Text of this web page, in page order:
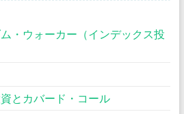
・ウォーカー（インデックス投
とカバード・コール